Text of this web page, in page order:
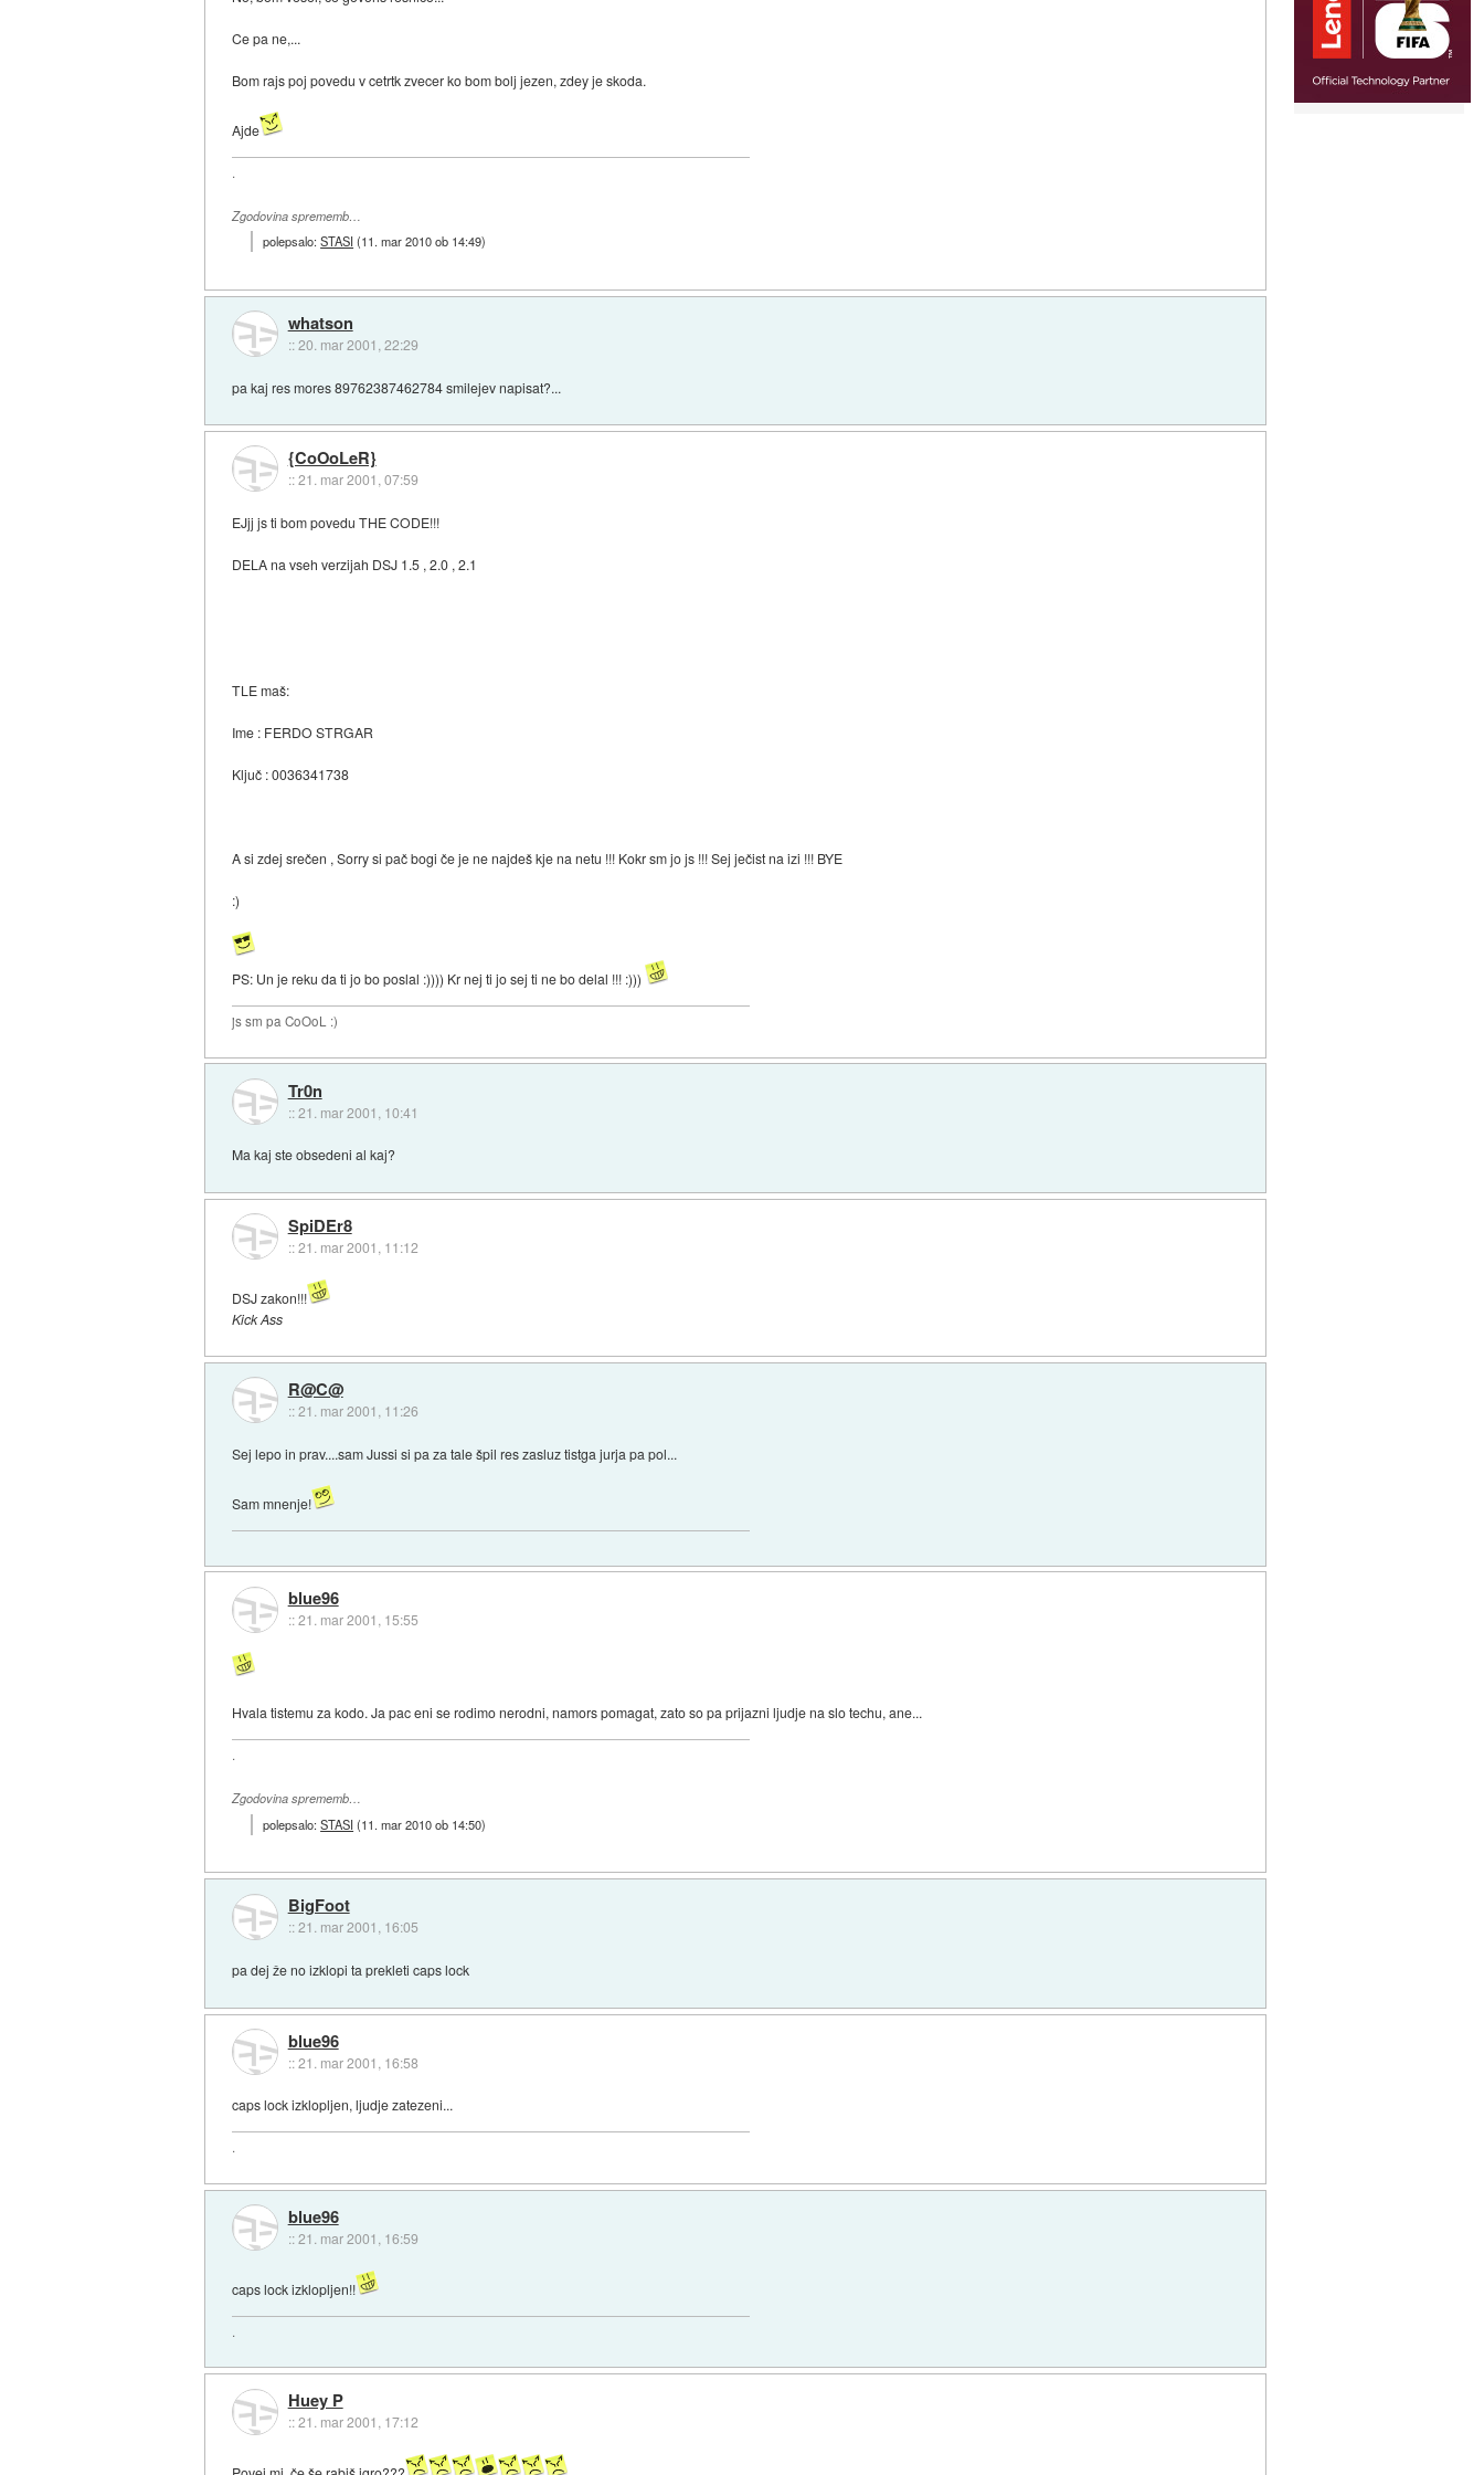
Ce pa ne,...
Bom rajs poj povedu v cetrtk zvecer ko bom bolj jezen, zdey je skoda.
Ajde
.
Zgodovina sprememb…
polepsalo:STASI(11. mar 2010 ob 14:49)
whatson
::20. mar 2001, 22:29
pa kaj res mores 89762387462784 smilejev napisat?...
{CoOoLeR}
::21. mar 2001, 07:59
EJjj js ti bom povedu THE CODE!!!
DELA na vseh verzijah DSJ 1.5 , 2.0 , 2.1
TLE maš:
Ime : FERDO STRGAR
Ključ : 0036341738
A si zdej srečen , Sorry si pač bogi če je ne najdeš kje na netu !!! Kokr sm jo js !!! Sej ječist na izi !!! BYE
:)
PS: Un je reku da ti jo bo poslal :)))) Kr nej ti jo sej ti ne bo delal !!! :)))
js sm pa CoOoL :)
Tr0n
::21. mar 2001, 10:41
Ma kaj ste obsedeni al kaj?
SpiDEr8
::21. mar 2001, 11:12
DSJ zakon!!!
Kick Ass
R@C@
::21. mar 2001, 11:26
Sej lepo in prav....sam Jussi si pa za tale špil res zasluz tistga jurja pa pol...
Sam mnenje!
blue96
::21. mar 2001, 15:55
Hvala tistemu za kodo. Ja pac eni se rodimo nerodni, namors pomagat, zato so pa prijazni ljudje na slo techu, ane...
.
Zgodovina sprememb…
polepsalo:STASI(11. mar 2010 ob 14:50)
BigFoot
::21. mar 2001, 16:05
pa dej že no izklopi ta prekleti caps lock
blue96
::21. mar 2001, 16:58
caps lock izklopljen, ljudje zatezeni...
.
blue96
::21. mar 2001, 16:59
caps lock izklopljen!!
.
Huey P
::21. mar 2001, 17:12